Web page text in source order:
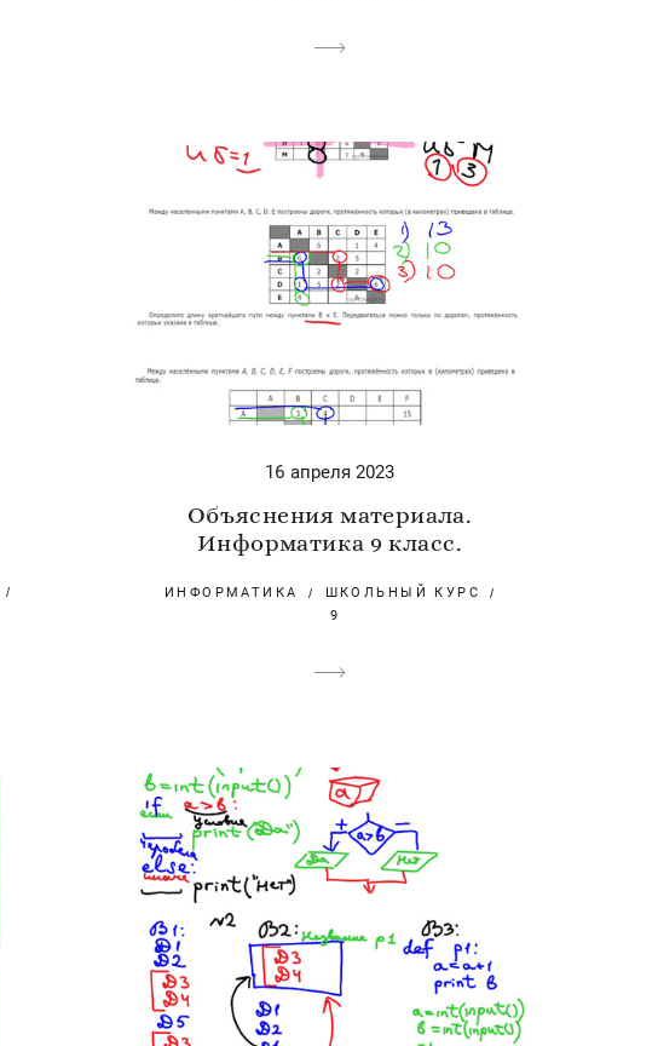
16 апреля 2023
Объяснения материала.
Информатика 9 класс.
ИНФОРМАТИКА
ШКОЛЬНЫЙ КУРС
9